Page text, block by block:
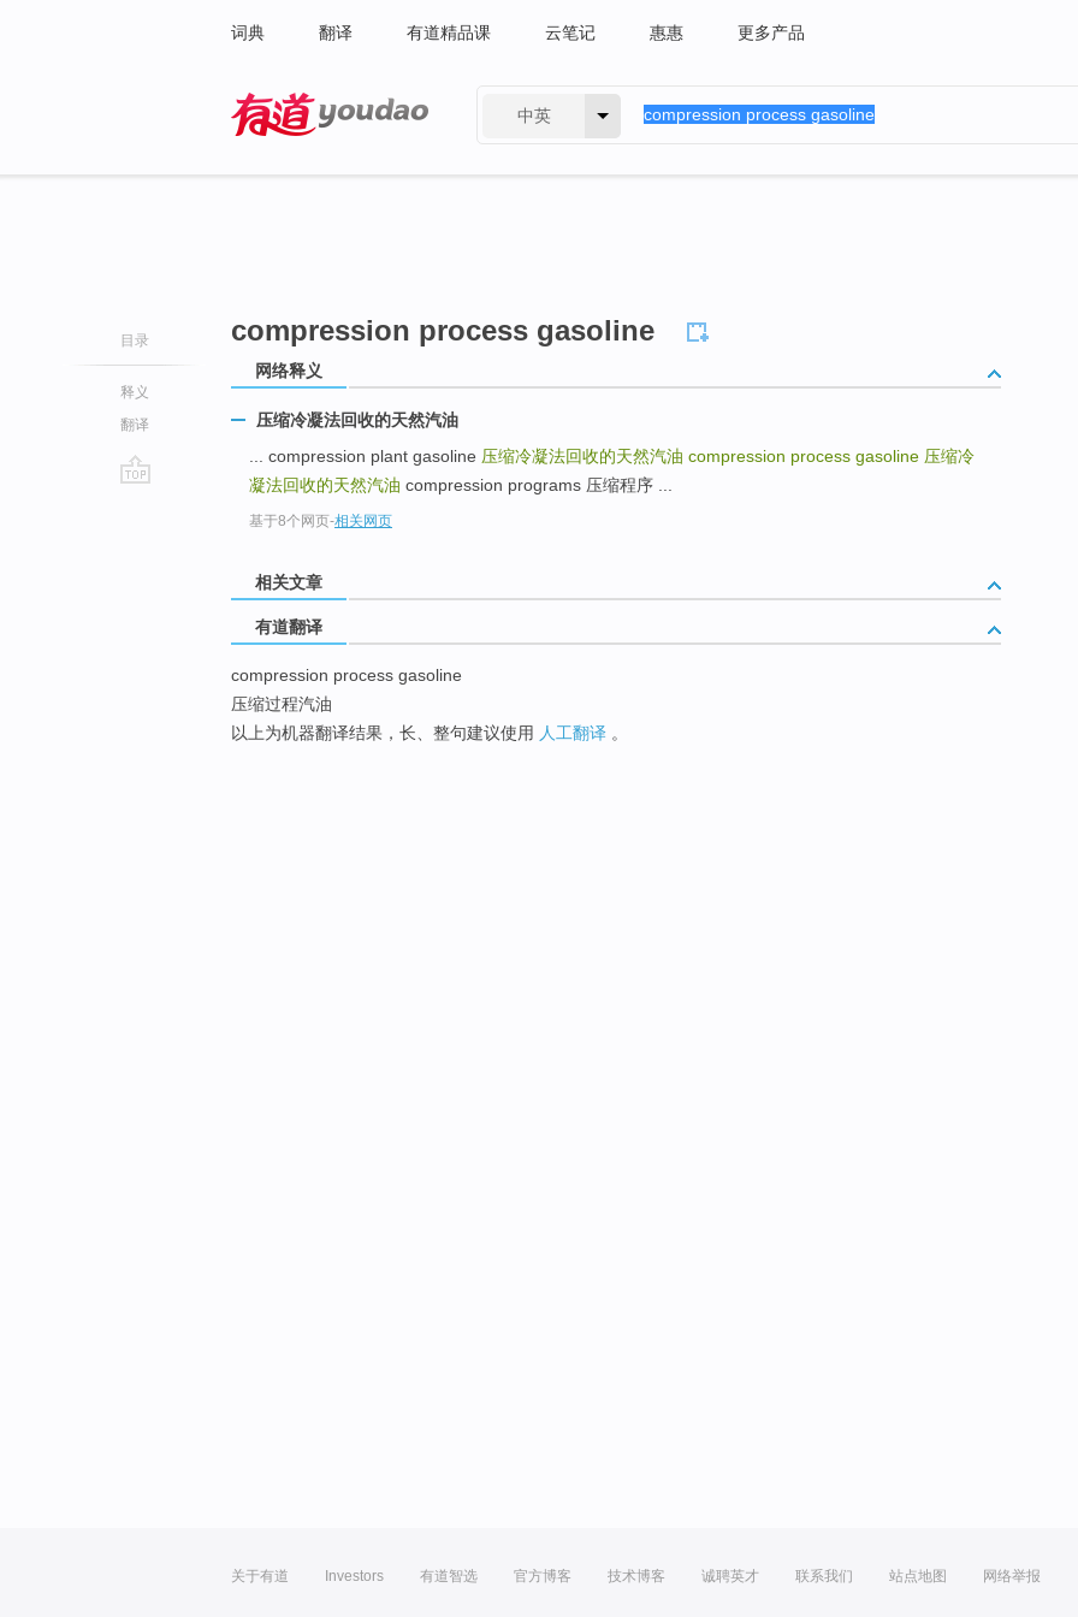
词典 翻译 有道精品课 云笔记 惠惠 更多产品
中英
目录
释义
翻译
compression process gasoline
网络释义
压缩冷凝法回收的天然汽油
... compression plant gasoline 压缩冷凝法回收的天然汽油 compression process gasoline 压缩冷
凝法回收的天然汽油 compression programs 压缩程序 ...
基于8个网页-相关网页
相关文章
有道翻译
compression process gasoline
压缩过程汽油
以上为机器翻译结果，长、整句建议使用 人工翻译 。
关于有道 Investors 有道智选 官方博客 技术博客 诚聘英才 联系我们 站点地图 网络举报